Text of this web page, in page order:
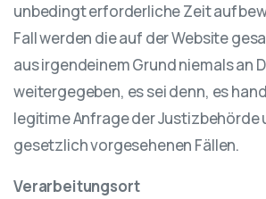
unbedingt erforderliche Zeit
Fall werden die auf der Website
aus irgendeinem Grund niemals an
weitergegeben, es sei denn, es
legitime Anfrage der Justizbehörde
gesetzlich vorgesehenen Fällen.
Verarbeitungsort